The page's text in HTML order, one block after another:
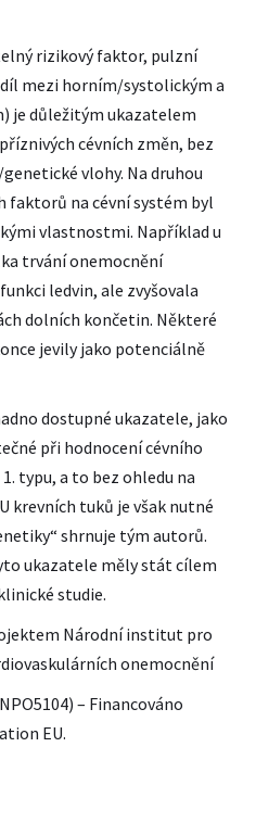
rizikový faktor, pulzní
mezi horním/systolickým a
je důležitým ukazatelem
cévních změn, bez
vlohy. Na druhou
faktorů na cévní systém byl
vlastnostmi. Například u
trvání onemocnění
ledvin, ale zvyšovala
dolních končetin. Některé
jevily jako potenciálně
dostupné ukazatele, jako
při hodnocení cévního
typu, a to bez ohledu na
krevních tuků je však nutné
shrnuje tým autorů.
ukazatele měly stát cílem
studie.
Národní institut pro
onemocnění
– Financováno
EU.